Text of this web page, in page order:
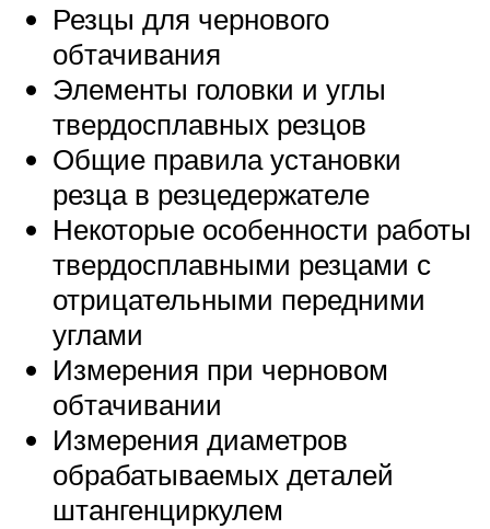
Резцы для чернового
обтачивания
Элементы головки и углы
твердосплавных резцов
Общие правила установки
резца в резцедержателе
Некоторые особенности работы
твердосплавными резцами с
отрицательными передними
углами
Измерения при черновом
обтачивании
Измерения диаметров
обрабатываемых деталей
штангенциркулем